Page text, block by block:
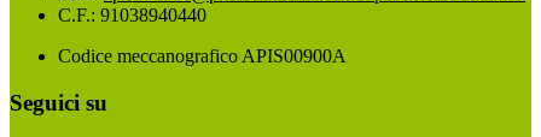
C.F.: 91038940440
Codice meccanografico APIS00900A
Seguici su